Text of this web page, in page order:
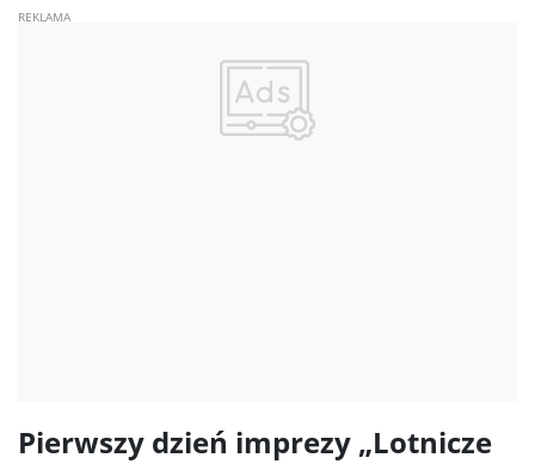
Pierwszy dzień imprezy „Lotnicze